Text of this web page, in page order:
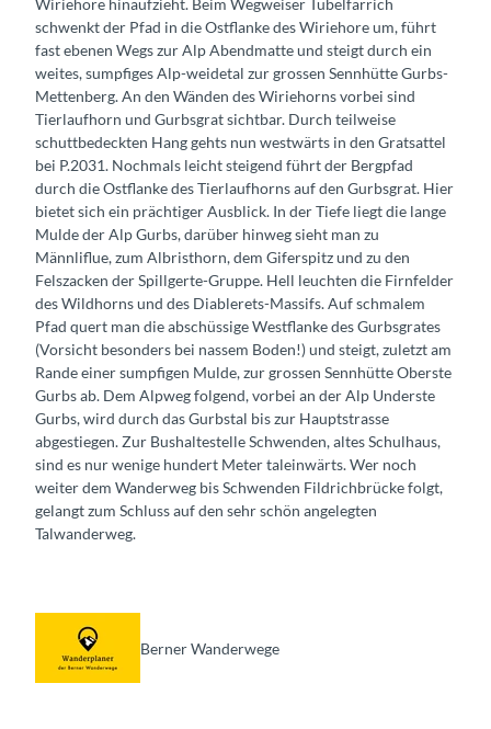
Wiriehore hinaufzieht. Beim Wegweiser Tubelfärrich
schwenkt der Pfad in die Ostflanke des Wiriehore um, führt
fast ebenen Wegs zur Alp Abendmatte und steigt durch ein
weites, sumpfiges Alp-weidetal zur grossen Sennhütte Gurbs-
Mettenberg. An den Wänden des Wiriehorns vorbei sind
Tierlaufhorn und Gurbsgrat sichtbar. Durch teilweise
schuttbedeckten Hang gehts nun westwärts in den Gratsattel
bei P.2031. Nochmals leicht steigend führt der Bergpfad
durch die Ostflanke des Tierlaufhorns auf den Gurbsgrat. Hier
bietet sich ein prächtiger Ausblick. In der Tiefe liegt die lange
Mulde der Alp Gurbs, darüber hinweg sieht man zu
Männliflue, zum Albristhorn, dem Giferspitz und zu den
Felszacken der Spillgerte-Gruppe. Hell leuchten die Firnfelder
des Wildhorns und des Diablerets-Massifs. Auf schmalem
Pfad quert man die abschüssige Westflanke des Gurbsgrates
(Vorsicht besonders bei nassem Boden!) und steigt, zuletzt am
Rande einer sumpfigen Mulde, zur grossen Sennhütte Oberste
Gurbs ab. Dem Alpweg folgend, vorbei an der Alp Underste
Gurbs, wird durch das Gurbstal bis zur Hauptstrasse
abgestiegen. Zur Bushaltestelle Schwenden, altes Schulhaus,
sind es nur wenige hundert Meter taleinwärts. Wer noch
weiter dem Wanderweg bis Schwenden Fildrichbrücke folgt,
gelangt zum Schluss auf den sehr schön angelegten
Talwanderweg.
Berner Wanderwege